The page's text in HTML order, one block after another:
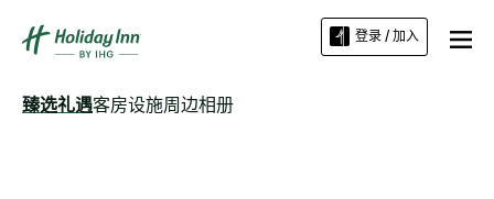
登录 / 加入
臻选礼遇客房设施周边相册